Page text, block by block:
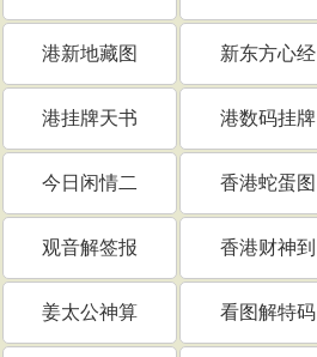
港新地藏图 新东方心经
港挂牌天书 港数码挂牌
今日闲情二 香港蛇蛋图
观音解签报 香港财神到
姜太公神算 看图解特码